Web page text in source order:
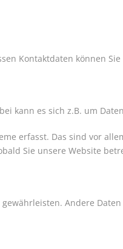
Kontaktdaten können
kann es sich z.B. um
erfasst. Das sind vor
Sie unsere Website
Andere